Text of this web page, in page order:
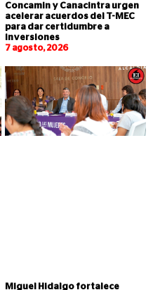
Concamin y Canacintra urgen
acelerar acuerdos del T-MEC
para dar certidumbre a
inversiones
7 agosto, 2026
Miguel Hidalgo fortalece